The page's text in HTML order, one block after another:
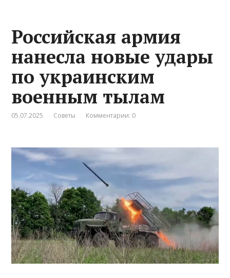
Российская армия
нанесла новые удары
по украинским
военным тылам
05.07.2025 Советы Комментарии: 0